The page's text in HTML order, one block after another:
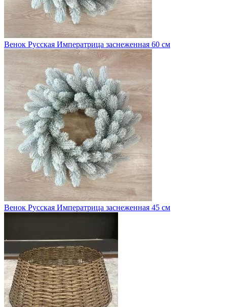
Венок Русская Императрица заснеженная 60 см
Венок Русская Императрица заснеженная 45 см